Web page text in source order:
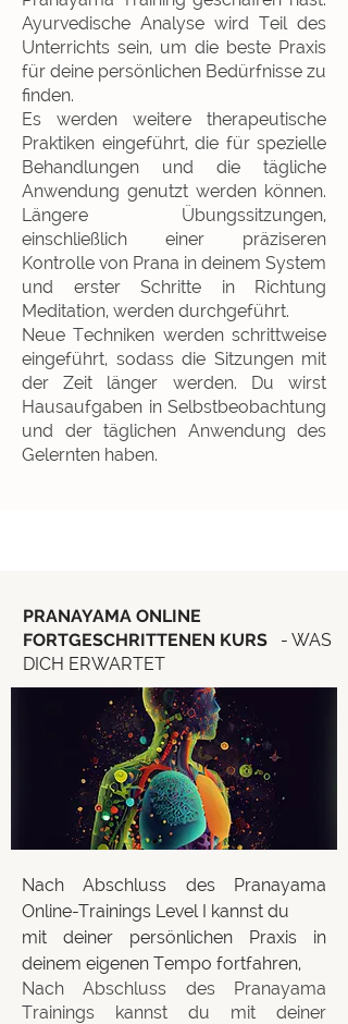
Ayurvedische Analyse wird Teil des
Unterrichts sein, um die beste Praxis
für deine persönlichen Bedürfnisse zu
finden.
Es werden weitere therapeutische
Praktiken eingeführt, die für spezielle
Behandlungen und die tägliche
Anwendung genutzt werden können.
Längere Übungssitzungen,
einschließlich einer präziseren
Kontrolle von Prana in deinem System
und erster Schritte in Richtung
Meditation, werden durchgeführt.
Neue Techniken werden schrittweise
eingeführt, sodass die Sitzungen mit
der Zeit länger werden. Du wirst
Hausaufgaben in Selbstbeobachtung
und der täglichen Anwendung des
Gelernten haben.
PRANAYAMA ONLINE
FORTGESCHRITTENEN KURS
- WAS
DICH ERWARTET
Nach Abschluss des Pranayama
Online-Trainings Level I kannst du
mit deiner persönlichen Praxis in
deinem eigenen Tempo fortfahren,
Nach Abschluss des Pranayama
Trainings kannst du mit deiner